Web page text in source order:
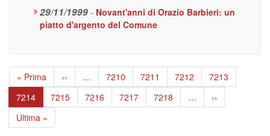
29/11/1999 - Novant'anni di Orazio Barbieri: un
piatto d'argento del Comune
Paginazione
Prima
pagina
« Prima
Pagina
precedente
‹‹ … Page
7210 Page
7211 Page
7212 Page
7213
Pagina
attuale
7214 Page
7215 Page
7216 Page
7217 Page
7218 …
Pagina
successiva
››
Ultima
pagina
Ultima »